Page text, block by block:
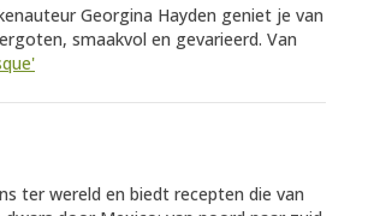
Georgina Hayden geniet je van
smaakvol en gevarieerd. Van
ter wereld en biedt recepten die van